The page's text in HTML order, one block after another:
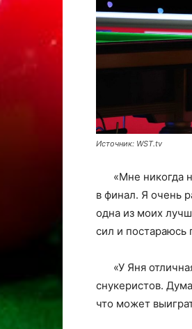
Источник: WST.tv
«Мне никогда
в финал. Я очень
одна из моих
сил и постараюсь
«У Яня
снукеристов.
что может